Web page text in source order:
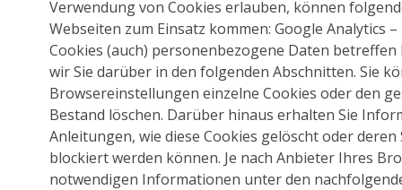
Verwendung von Cookies erlauben, können
Webseiten zum Einsatz kommen: Google Analytics
Cookies (auch) personenbezogene Daten
wir Sie darüber in den folgenden Abschnitten. Sie
Browsereinstellungen einzelne Cookies oder den
Bestand löschen. Darüber hinaus erhalten Sie
Anleitungen, wie diese Cookies gelöscht oder
blockiert werden können. Je nach Anbieter Ihres
notwendigen Informationen unter den